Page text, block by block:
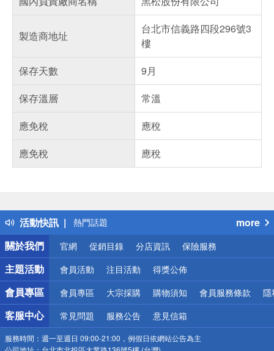
製造商地址
台北市信義路四段296號3
樓
保存天數
9月
保存溫層
常溫
應免稅
應稅
應免稅
應稅
活動快訊
得獎公告
熱門話題
銀行優惠
偏遠地區配送
詐騙網頁！請小心！
more
關於我們
官網 促銷目錄 分店資訊 保險服務
主題活動 會員活動 注目活動 得獎公佈
會員專區 會員專區 大宗採購 購物須知 會員服務條款 隱
客服中心 常見問題 服務公告 意見信箱
服務時間： 週一至週日 09:00-21:00，例假日依網站公告為主